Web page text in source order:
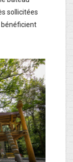
sollicitées
bénéficient